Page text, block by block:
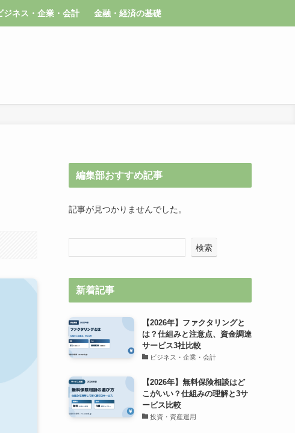
ジネス・企業・会計 金融・経済の基礎
編集部おすすめ記事
記事が見つかりませんでした。
検索
新着記事
【2026年】ファクタリングと
は？仕組みと注意点、資金調達
サービス3社比較
ビジネス・企業・会計
【2026年】無料保険相談はど
こがいい？仕組みの理解と3サ
ービス比較
投資・資産運用